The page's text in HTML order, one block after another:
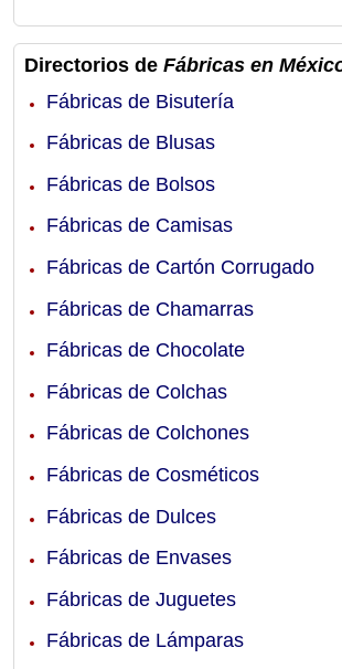
Directorios de Fábricas en
Fábricas de Bisutería
Fábricas de Blusas
Fábricas de Bolsos
Fábricas de Camisas
Fábricas de Cartón Corrugado
Fábricas de Chamarras
Fábricas de Chocolate
Fábricas de Colchas
Fábricas de Colchones
Fábricas de Cosméticos
Fábricas de Dulces
Fábricas de Envases
Fábricas de Juguetes
Fábricas de Lámparas